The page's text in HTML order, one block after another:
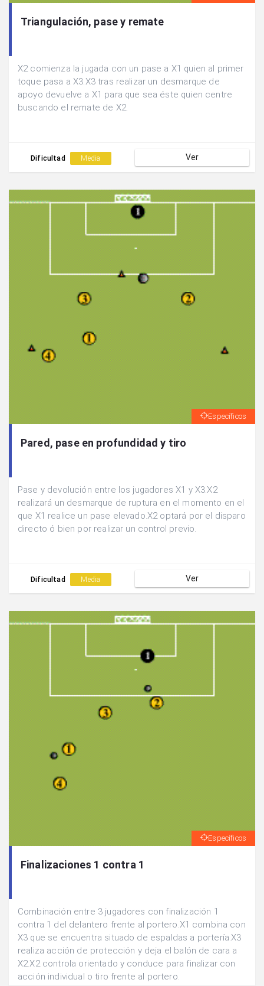
Triangulación, pase y remate
X2 comienza la jugada con un pase a X1 quien al primer
toque pasa a X3.X3 tras realizar un desmarque de
apoyo devuelve a X1 para que sea éste quien centre
buscando el remate de X2.
Dificultad Media Ver
Específicos
Pared, pase en profundidad y tiro
Pase y devolución entre los jugadores X1 y X3.X2
realizará un desmarque de ruptura en el momento en el
que X1 realice un pase elevado.X2 optará por el disparo
directo ó bien por realizar un control previo.
Dificultad Media Ver
Específicos
Finalizaciones 1 contra 1
Combinación entre 3 jugadores con finalización 1
contra 1 del delantero frente al portero.X1 combina con
X3 que se encuentra situado de espaldas a portería.X3
realiza acción de protección y deja el balón de cara a
X2.X2 controla orientado y conduce para finalizar con
acción individual o tiro frente al portero.